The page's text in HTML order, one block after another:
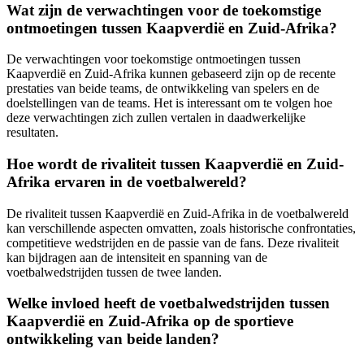
Wat zijn de verwachtingen voor de toekomstige
ontmoetingen tussen Kaapverdië en Zuid-Afrika?
De verwachtingen voor toekomstige ontmoetingen tussen
Kaapverdië en Zuid-Afrika kunnen gebaseerd zijn op de recente
prestaties van beide teams, de ontwikkeling van spelers en de
doelstellingen van de teams. Het is interessant om te volgen hoe
deze verwachtingen zich zullen vertalen in daadwerkelijke
resultaten.
Hoe wordt de rivaliteit tussen Kaapverdië en Zuid-
Afrika ervaren in de voetbalwereld?
De rivaliteit tussen Kaapverdië en Zuid-Afrika in de voetbalwereld
kan verschillende aspecten omvatten, zoals historische confrontaties,
competitieve wedstrijden en de passie van de fans. Deze rivaliteit
kan bijdragen aan de intensiteit en spanning van de
voetbalwedstrijden tussen de twee landen.
Welke invloed heeft de voetbalwedstrijden tussen
Kaapverdië en Zuid-Afrika op de sportieve
ontwikkeling van beide landen?